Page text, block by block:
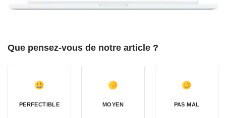
Que pensez-vous de notre article ?
PERFECTIBLE MOYEN PAS MAL